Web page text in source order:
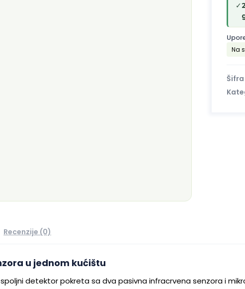
✓
Na
Recenzije (0)
u jednom kućištu
spoljni detektor pokreta sa dva pasivna infracrvena senzora i